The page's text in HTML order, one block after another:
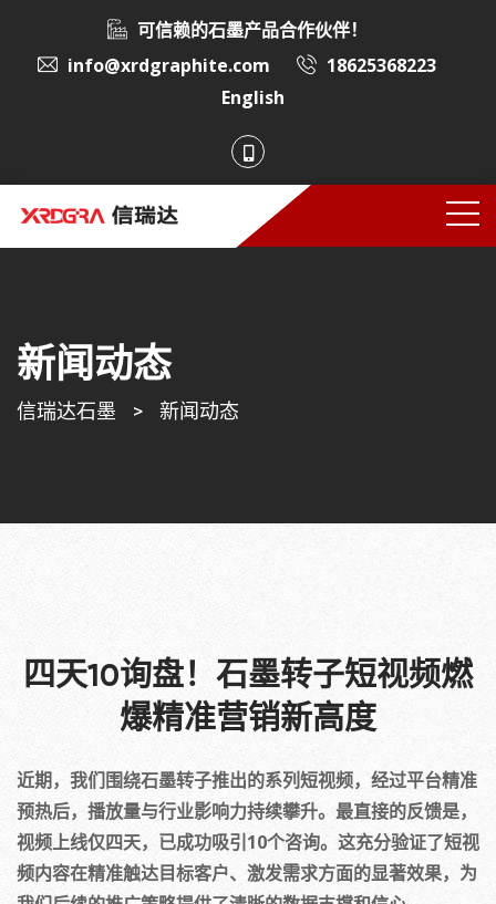
可信赖的石墨产品合作伙伴！
info@xrdgraphite.com
18625368223
English
新闻动态
信瑞达石墨 > 新闻动态
四天10询盘！石墨转子短视频燃
爆精准营销新高度
近期，我们围绕石墨转子推出的系列短视频，经过平台精准
预热后，播放量与行业影响力持续攀升。最直接的反馈是，
视频上线仅四天，已成功吸引10个咨询。这充分验证了短视
频内容在精准触达目标客户、激发需求方面的显著效果，为